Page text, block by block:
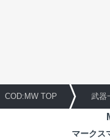
COD:MW TOP 武器
マークス